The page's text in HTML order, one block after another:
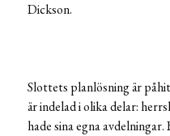
Dickson.
Slottets planlösning är
är indelad i olika delar:
hade sina egna